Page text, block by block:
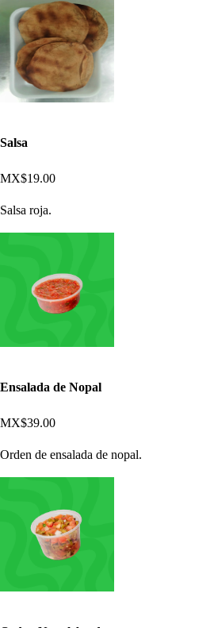
Salsa
MX$19.00
Salsa roja.
Ensalada de Nopal
MX$39.00
Orden de ensalada de nopal.